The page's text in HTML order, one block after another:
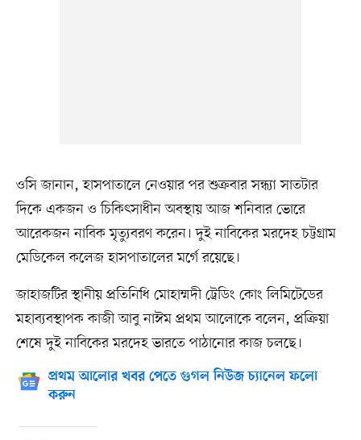
ওসি জানান, হাসপাতালে নেওয়ার পর শুক্রবার সন্ধ্যা সাতটার
দিকে একজন ও চিকিৎসাধীন অবস্থায় আজ শনিবার ভোরে
আরেকজন নাবিক মৃত্যুবরণ করেন। দুই নাবিকের মরদেহ চট্টগ্রাম
মেডিকেল কলেজ হাসপাতালের মর্গে রয়েছে।
জাহাজটির স্থানীয় প্রতিনিধি মোহাম্মদী ট্রেডিং কোং লিমিটেডের
মহাব্যবস্থাপক কাজী আবু নাঈম প্রথম আলোকে বলেন, প্রক্রিয়া
শেষে দুই নাবিকের মরদেহ ভারতে পাঠানোর কাজ চলছে।
প্রথম আলোর খবর পেতে গুগল নিউজ চ্যানেল ফলো
করুন